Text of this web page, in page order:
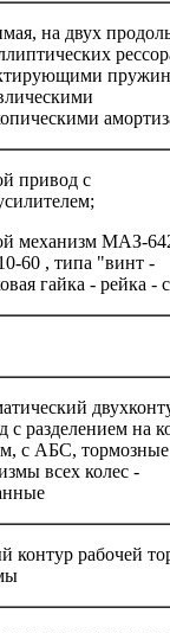
на двух
привод с
механизм МАЗ-
60 , типа "винт -
гайка - рейка -
с разделением на
с АБС, тормозные
всех колес -
контур рабочей